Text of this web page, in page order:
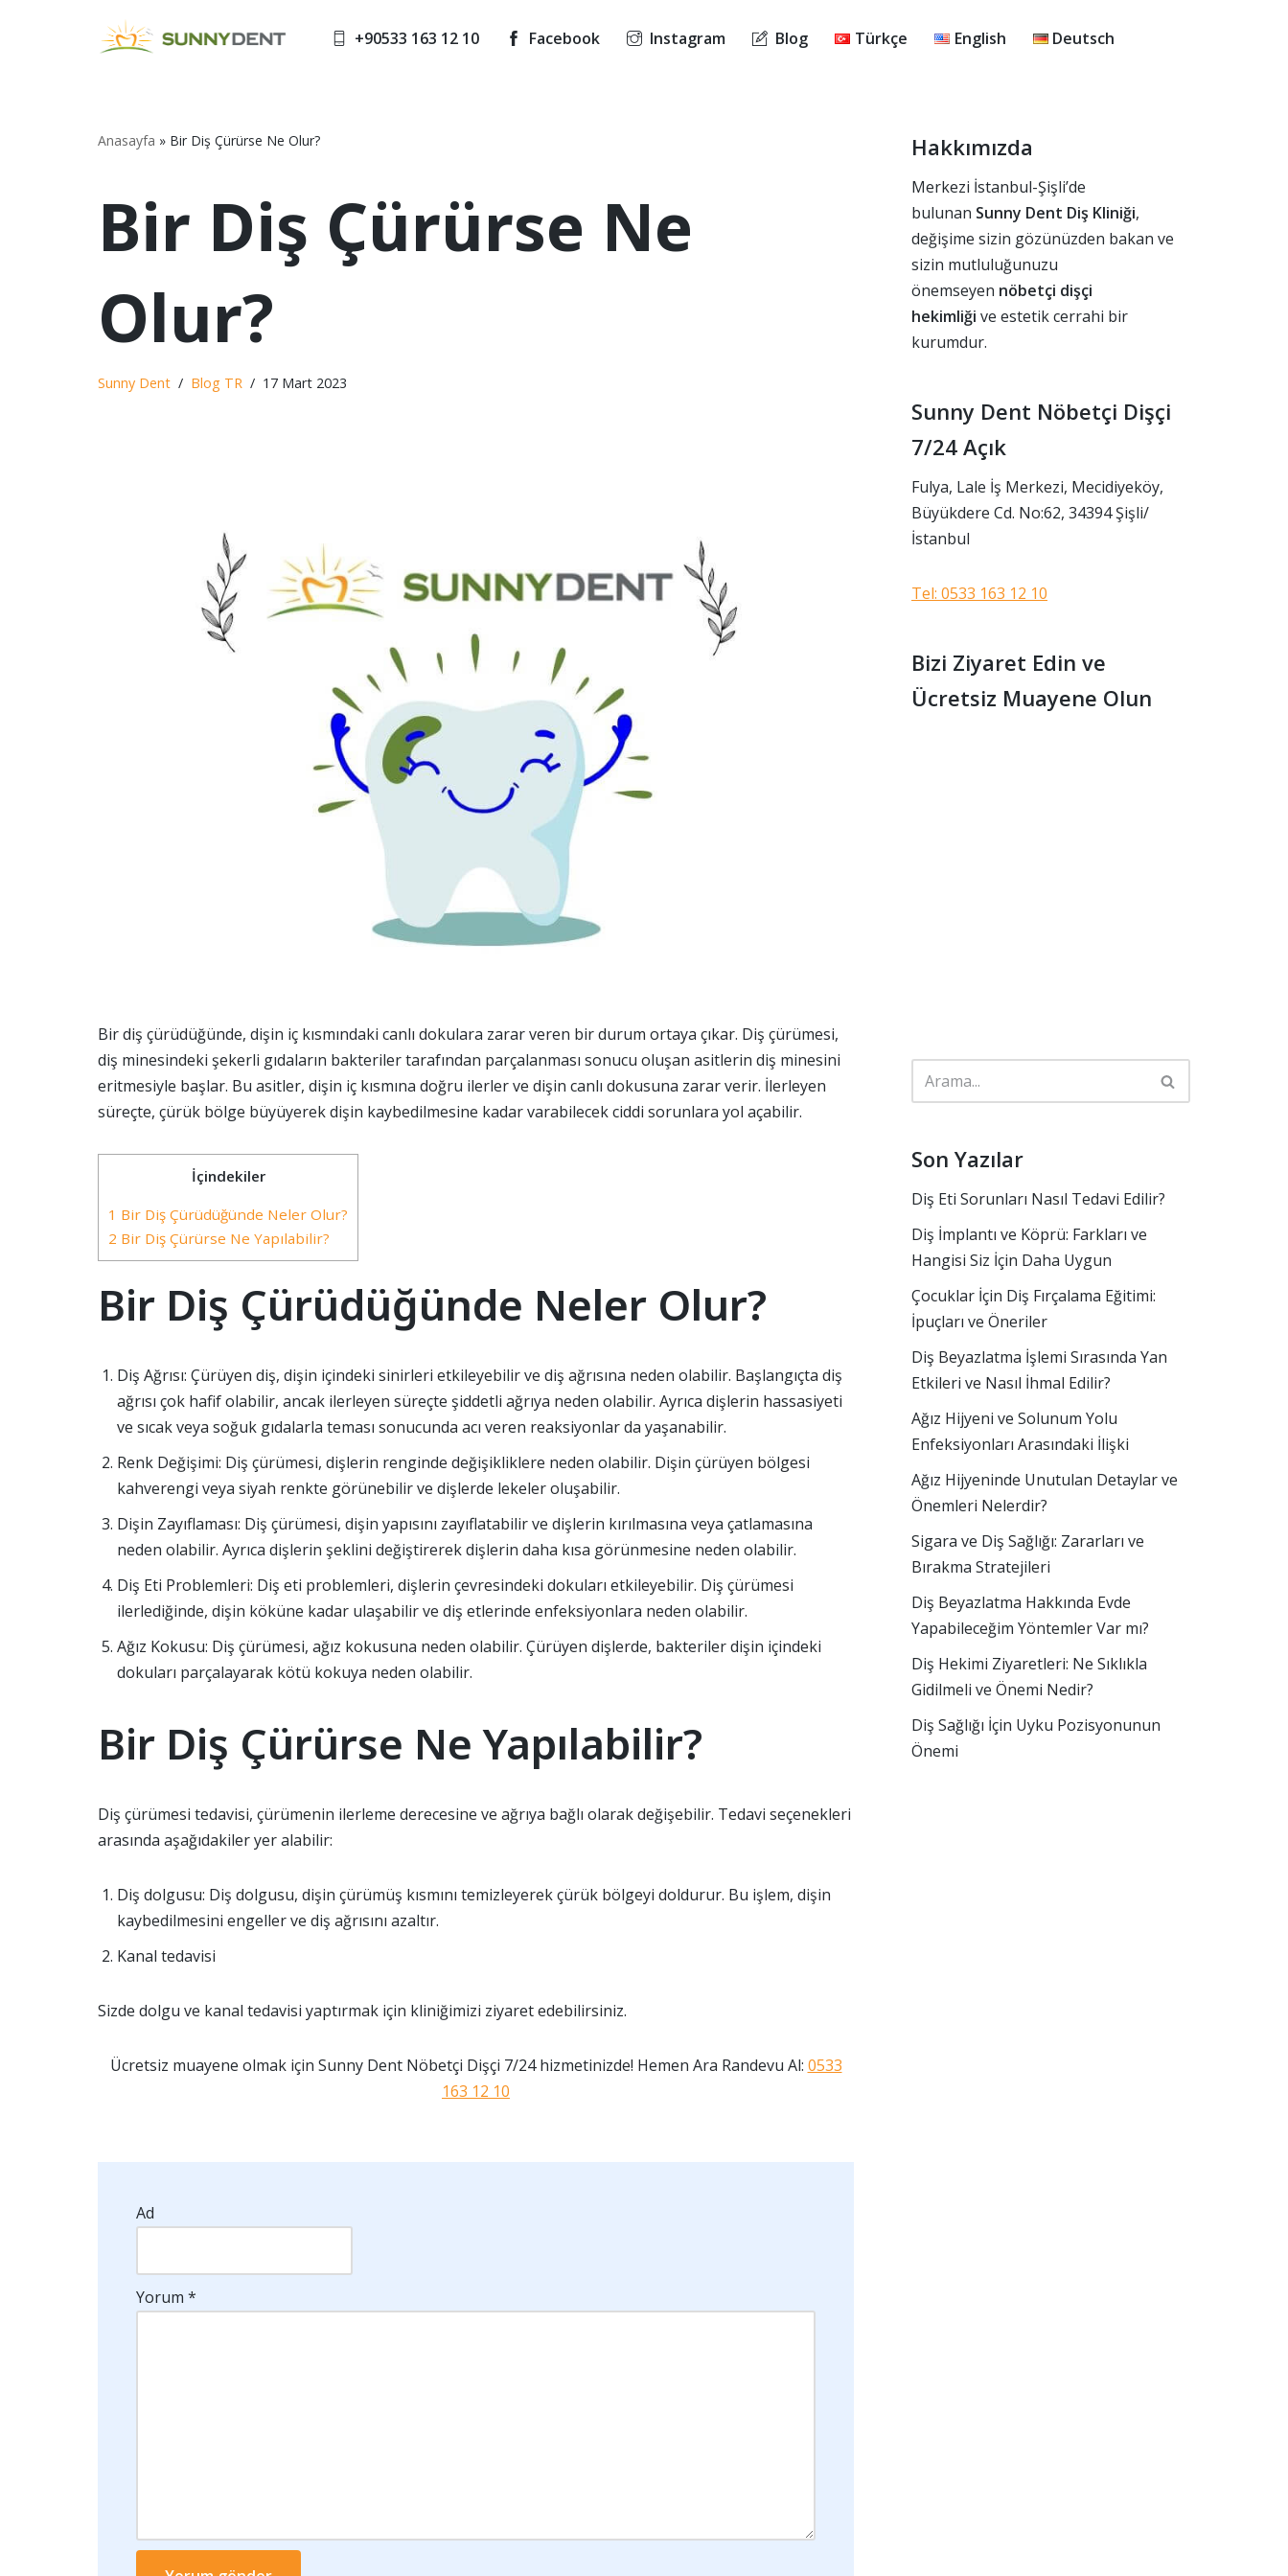
+90533 163 12 10 Facebook Instagram Blog Türkçe English Deutsch
Anasayfa » Bir Diş Çürürse Ne Olur?
Bir Diş Çürürse Ne
Olur?
Sunny Dent Blog TR 17 Mart 2023
Bir diş çürüdüğünde, dişin iç kısmındaki canlı dokulara zarar veren bir durum ortaya çıkar. Diş çürümesi,
diş minesindeki şekerli gıdaların bakteriler tarafından parçalanması sonucu oluşan asitlerin diş minesini
eritmesiyle başlar. Bu asitler, dişin iç kısmına doğru ilerler ve dişin canlı dokusuna zarar verir. İlerleyen
süreçte, çürük bölge büyüyerek dişin kaybedilmesine kadar varabilecek ciddi sorunlara yol açabilir.
İçindekiler
1 Bir Diş Çürüdüğünde Neler Olur?
2 Bir Diş Çürürse Ne Yapılabilir?
Bir Diş Çürüdüğünde Neler Olur?
Diş Ağrısı: Çürüyen diş, dişin içindeki sinirleri etkileyebilir ve diş ağrısına neden olabilir. Başlangıçta diş
ağrısı çok hafif olabilir, ancak ilerleyen süreçte şiddetli ağrıya neden olabilir. Ayrıca dişlerin hassasiyeti
ve sıcak veya soğuk gıdalarla teması sonucunda acı veren reaksiyonlar da yaşanabilir.
Renk Değişimi: Diş çürümesi, dişlerin renginde değişikliklere neden olabilir. Dişin çürüyen bölgesi
kahverengi veya siyah renkte görünebilir ve dişlerde lekeler oluşabilir.
Dişin Zayıflaması: Diş çürümesi, dişin yapısını zayıflatabilir ve dişlerin kırılmasına veya çatlamasına
neden olabilir. Ayrıca dişlerin şeklini değiştirerek dişlerin daha kısa görünmesine neden olabilir.
Diş Eti Problemleri: Diş eti problemleri, dişlerin çevresindeki dokuları etkileyebilir. Diş çürümesi
ilerlediğinde, dişin köküne kadar ulaşabilir ve diş etlerinde enfeksiyonlara neden olabilir.
Ağız Kokusu: Diş çürümesi, ağız kokusuna neden olabilir. Çürüyen dişlerde, bakteriler dişin içindeki
dokuları parçalayarak kötü kokuya neden olabilir.
Bir Diş Çürürse Ne Yapılabilir?
Diş çürümesi tedavisi, çürümenin ilerleme derecesine ve ağrıya bağlı olarak değişebilir. Tedavi seçenekleri
arasında aşağıdakiler yer alabilir:
Diş dolgusu: Diş dolgusu, dişin çürümüş kısmını temizleyerek çürük bölgeyi doldurur. Bu işlem, dişin
kaybedilmesini engeller ve diş ağrısını azaltır.
Kanal tedavisi
Sizde dolgu ve kanal tedavisi yaptırmak için kliniğimizi ziyaret edebilirsiniz.
Ücretsiz muayene olmak için Sunny Dent Nöbetçi Dişçi 7/24 hizmetinizde! Hemen Ara Randevu Al: 0533
163 12 10
Ad
Yorum *
Hakkımızda
Merkezi İstanbul-Şişli’de
bulunan Sunny Dent Diş Kliniği,
değişime sizin gözünüzden bakan ve
sizin mutluluğunuzu
önemseyen nöbetçi dişçi
hekimliği ve estetik cerrahi bir
kurumdur.
Sunny Dent Nöbetçi Dişçi
7/24 Açık
Fulya, Lale İş Merkezi, Mecidiyeköy,
Büyükdere Cd. No:62, 34394 Şişli/
İstanbul
Tel: 0533 163 12 10
Bizi Ziyaret Edin ve
Ücretsiz Muayene Olun
Son Yazılar
Diş Eti Sorunları Nasıl Tedavi Edilir?
Diş İmplantı ve Köprü: Farkları ve
Hangisi Siz İçin Daha Uygun
Çocuklar İçin Diş Fırçalama Eğitimi:
İpuçları ve Öneriler
Diş Beyazlatma İşlemi Sırasında Yan
Etkileri ve Nasıl İhmal Edilir?
Ağız Hijyeni ve Solunum Yolu
Enfeksiyonları Arasındaki İlişki
Ağız Hijyeninde Unutulan Detaylar ve
Önemleri Nelerdir?
Sigara ve Diş Sağlığı: Zararları ve
Bırakma Stratejileri
Diş Beyazlatma Hakkında Evde
Yapabileceğim Yöntemler Var mı?
Diş Hekimi Ziyaretleri: Ne Sıklıkla
Gidilmeli ve Önemi Nedir?
Diş Sağlığı İçin Uyku Pozisyonunun
Önemi